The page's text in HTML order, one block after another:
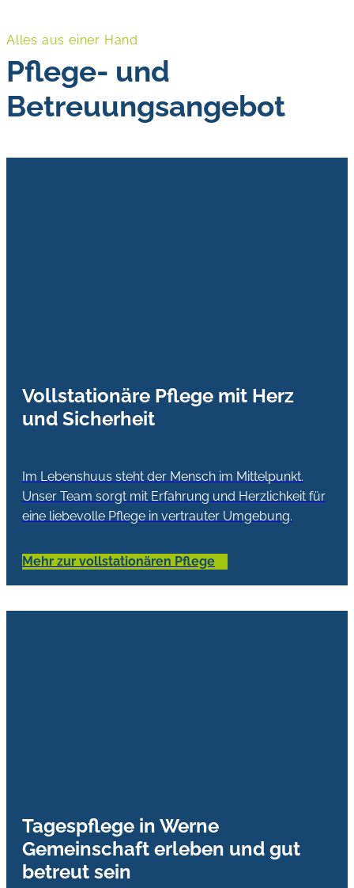
Alles aus einer Hand
Pflege- und
Betreuungsangebot
Vollstationäre Pflege mit Herz
und Sicherheit
Im Lebenshuus steht der Mensch im Mittelpunkt.
Unser Team sorgt mit Erfahrung und Herzlichkeit für
eine liebevolle Pflege in vertrauter Umgebung.
Mehr zur vollstationären Pflege
Tagespflege in Werne
Gemeinschaft erleben und gut
betreut sein